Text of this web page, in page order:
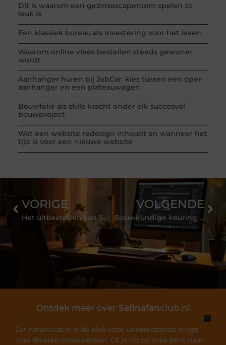
Dit is waarom een gezinsescaperoom spelen zo
leuk is
Een klassiek bureau als investering voor het leven
Waarom online vlees bestellen steeds gewoner
wordt
Aanhanger huren bij JobCar: kies tussen een open
aanhanger en een plateauwagen
Bouwfolie als stille kracht onder elk succesvol
bouwproject
Wat een website redesign inhoudt en wanneer het
tijd is voor een nieuwe website
Ontdek meer over Safinafanclub.nl
Safinafanclub.nl is dé plek voor uiteenlopende blogs
over diverse onderwerpen. Of je nu op zoek bent naar
VORIGE
Het uitbesteden van Salarisadministratie Almelo
VOLGENDE
Bouwkundige keuring Delft